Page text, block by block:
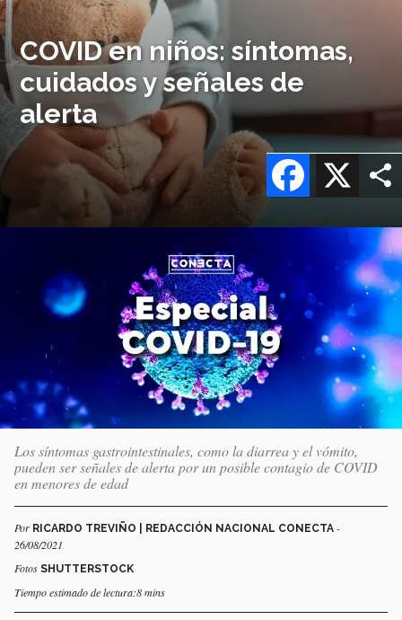
COVID en niños: síntomas,
cuidados y señales de
alerta
X
Facebook
Los síntomas gastrointestinales, como la diarrea y el vómito,
pueden ser señales de alerta por un posible contagio de COVID
en menores de edad
Por RICARDO TREVIÑO | REDACCIÓN NACIONAL CONECTA -
26/08/2021
Fotos SHUTTERSTOCK
Tiempo estimado de lectura:8 mins